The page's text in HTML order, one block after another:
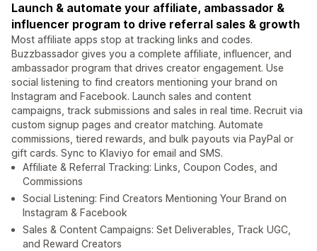
Launch & automate your affiliate, ambassador &
influencer program to drive referral sales & growth
Most affiliate apps stop at tracking links and codes.
Buzzbassador gives you a complete affiliate, influencer, and
ambassador program that drives creator engagement. Use
social listening to find creators mentioning your brand on
Instagram and Facebook. Launch sales and content
campaigns, track submissions and sales in real time. Recruit via
custom signup pages and creator matching. Automate
commissions, tiered rewards, and bulk payouts via PayPal or
gift cards. Sync to Klaviyo for email and SMS.
Affiliate & Referral Tracking: Links, Coupon Codes, and
Commissions
Social Listening: Find Creators Mentioning Your Brand on
Instagram & Facebook
Sales & Content Campaigns: Set Deliverables, Track UGC,
and Reward Creators